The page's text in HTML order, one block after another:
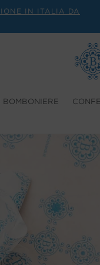
IN ITALIA DA
BOMBONIERE